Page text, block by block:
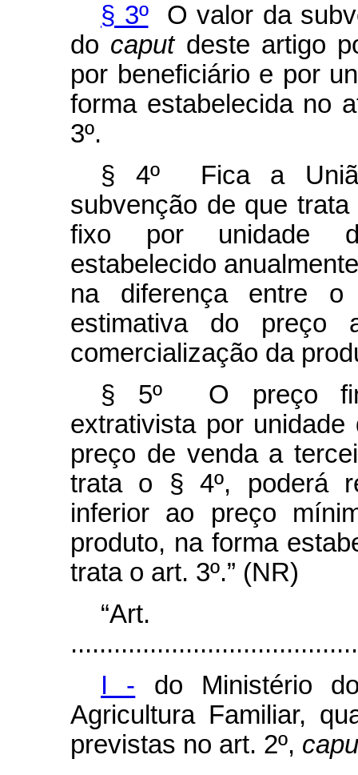
§ 3ºO valor da
do caputdeste artigo
por beneficiário e por
forma estabelecida no
3º.
§ 4º Fica a
subvenção de que
fixo por unidade
estabelecido
na diferença entre
estimativa do preço
comercialização da
§ 5º O preço
extrativista por
preço de venda a
trata o § 4º, poderá
inferior ao preço
produto, na forma
trata o art. 3º.” (NR)
I - do Ministério
Agricultura Familiar,
previstas no art. 2º,